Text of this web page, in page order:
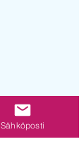
Sähköposti